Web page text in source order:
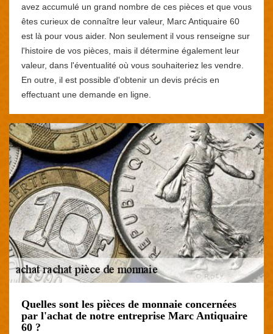
avez accumulé un grand nombre de ces pièces et que vous
êtes curieux de connaître leur valeur, Marc Antiquaire 60
est là pour vous aider. Non seulement il vous renseigne sur
l'histoire de vos pièces, mais il détermine également leur
valeur, dans l'éventualité où vous souhaiteriez les vendre.
En outre, il est possible d'obtenir un devis précis en
effectuant une demande en ligne.
Quelles sont les pièces de monnaie concernées
par l'achat de notre entreprise Marc Antiquaire
60 ?